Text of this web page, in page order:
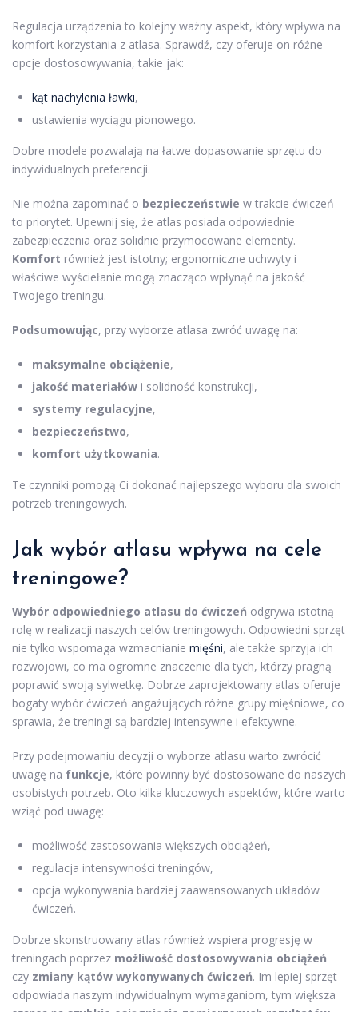
Regulacja urządzenia to kolejny ważny aspekt, który wpływa na
komfort korzystania z atlasa. Sprawdź, czy oferuje on różne
opcje dostosowywania, takie jak:
kąt nachylenia ławki,
ustawienia wyciągu pionowego.
Dobre modele pozwalają na łatwe dopasowanie sprzętu do
indywidualnych preferencji.
Nie można zapominać o bezpieczeństwie w trakcie ćwiczeń –
to priorytet. Upewnij się, że atlas posiada odpowiednie
zabezpieczenia oraz solidnie przymocowane elementy.
Komfort również jest istotny; ergonomiczne uchwyty i
właściwe wyściełanie mogą znacząco wpłynąć na jakość
Twojego treningu.
Podsumowując, przy wyborze atlasa zwróć uwagę na:
maksymalne obciążenie,
jakość materiałów i solidność konstrukcji,
systemy regulacyjne,
bezpieczeństwo,
komfort użytkowania.
Te czynniki pomogą Ci dokonać najlepszego wyboru dla swoich
potrzeb treningowych.
Jak wybór atlasu wpływa na cele
treningowe?
Wybór odpowiedniego atlasu do ćwiczeń odgrywa istotną
rolę w realizacji naszych celów treningowych. Odpowiedni sprzęt
nie tylko wspomaga wzmacnianie mięśni, ale także sprzyja ich
rozwojowi, co ma ogromne znaczenie dla tych, którzy pragną
poprawić swoją sylwetkę. Dobrze zaprojektowany atlas oferuje
bogaty wybór ćwiczeń angażujących różne grupy mięśniowe, co
sprawia, że treningi są bardziej intensywne i efektywne.
Przy podejmowaniu decyzji o wyborze atlasu warto zwrócić
uwagę na funkcje, które powinny być dostosowane do naszych
osobistych potrzeb. Oto kilka kluczowych aspektów, które warto
wziąć pod uwagę:
możliwość zastosowania większych obciążeń,
regulacja intensywności treningów,
opcja wykonywania bardziej zaawansowanych układów
ćwiczeń.
Dobrze skonstruowany atlas również wspiera progresję w
treningach poprzez możliwość dostosowywania obciążeń
czy zmiany kątów wykonywanych ćwiczeń. Im lepiej sprzęt
odpowiada naszym indywidualnym wymaganiom, tym większa